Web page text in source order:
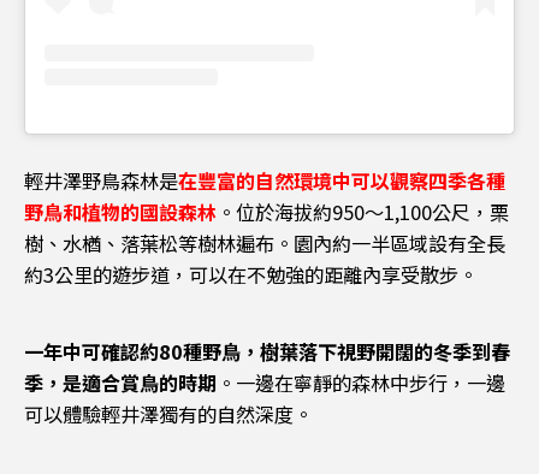
輕井澤野鳥森林是在豐富的自然環境中可以觀察四季各種
野鳥和植物的國設森林 。位於海拔約950～1,100公尺，栗
樹、水楢、落葉松等樹林遍布。園內約一半區域設有全長
約3公里的遊步道，可以在不勉強的距離內享受散步。
一年中可確認約80種野鳥，樹葉落下視野開闊的冬季到春
季，是適合賞鳥的時期 。一邊在寧靜的森林中步行，一邊
可以體驗輕井澤獨有的自然深度。